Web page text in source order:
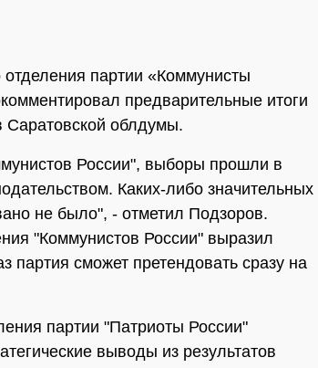
отделения партии «Коммунисты
предварительные итоги
Саратовской облдумы.
России", выборы прошли в
Каких-либо значительных
не было", - отметил Подзоров.
"Коммунистов России" выразил
сможет претендовать сразу на
партии "Патриоты России"
выводы из результатов